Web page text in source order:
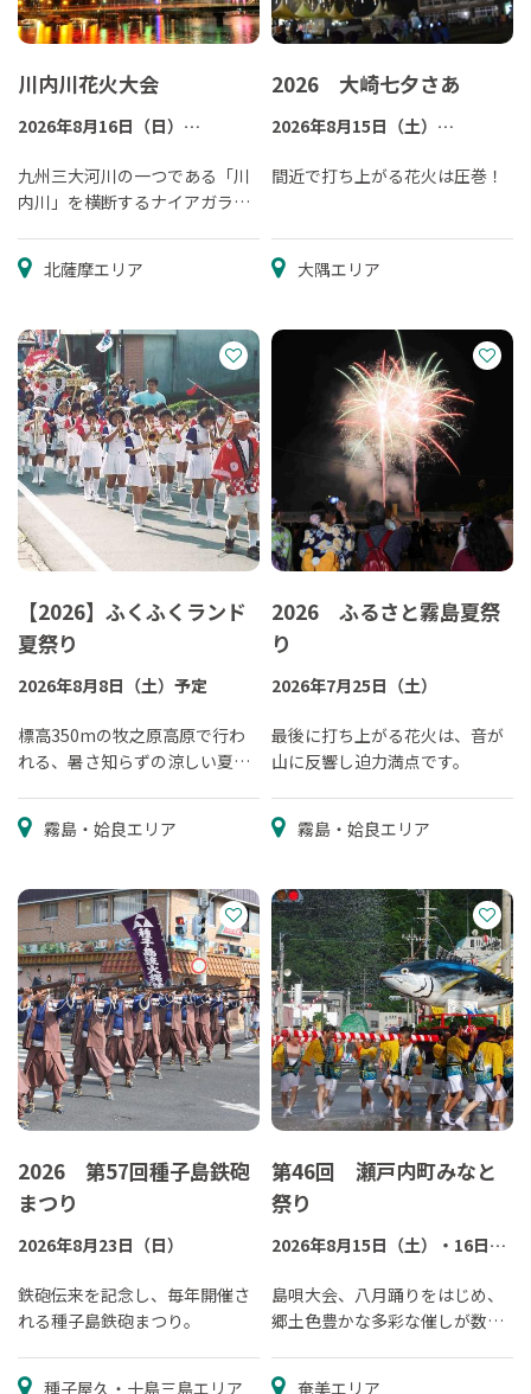
川内川花火大会
2026年8月16日（日）
期
九州三大河川の一つである「川
内川」を横断するナイアガラは
北薩摩エリア
2026 大崎七夕さあ
2026年8月15日（土）
へ延期
間近で打ち上がる花火は圧巻！
大隅エリア
【2026】ふくふくランド
夏祭り
2026年8月8日（土）予定
標高350mの牧之原高原で行わ
れる、暑さ知らずの涼しい夏祭
霧島・姶良エリア
2026 ふるさと霧島夏祭
り
2026年7月25日（土）
最後に打ち上がる花火は、音が
山に反響し迫力満点です。
霧島・姶良エリア
2026 第57回種子島鉄砲
まつり
2026年8月23日（日）
鉄砲伝来を記念し、毎年開催さ
れる種子島鉄砲まつり。
種子屋久・十島三島エリア
第46回 瀬戸内町みなと
祭り
2026年8月15日（土）・16日
島唄大会、八月踊りをはじめ、
郷土色豊かな多彩な催しが数日
るイベントです。
奄美エリア